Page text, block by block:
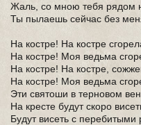
Жаль, со мною тебя рядом
Ты пылаешь сейчас без
На костре! На костре
На костре! Моя ведьма
На костре! На костре,
На костре! Моя ведьма
Эти святоши в терновом
На кресте будут скоро
Будут висеть с перебитыми